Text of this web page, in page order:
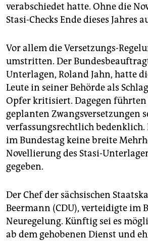
verabschiedet hatte. Ohne die
Stasi-Checks Ende dieses Jahres
Vor allem die Versetzungs-
umstritten. Der
Unterlagen, Roland Jahn, hatte
Leute in seiner Behörde als
Opfer kritisiert. Dagegen
geplanten Zwangsversetzungen
verfassungsrechtlich bedenklich.
im Bundestag keine breite
Novellierung des Stasi-
gegeben.
Der Chef der sächsischen
Beermann (CDU), verteidigte im
Neuregelung. Künftig sei es
ab dem gehobenen Dienst und